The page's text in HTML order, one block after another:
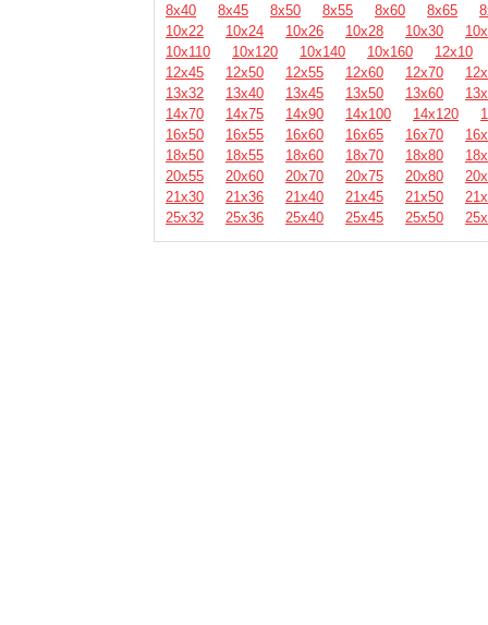
8х40
8х45 8х50 8х55 8х60 8х65
10х22
10х24 10х26 10х28 10х30
10х110
10х120 10х140 10х160
12х10
12х45
12х50 12х55 12х60 12х70
13х32
13х40 13х45 13х50 13х60
14х70
14х75 14х90 14х100 14х120
16х50
16х55 16х60 16х65 16х70
18х50
18х55 18х60 18х70 18х80
20х55
20х60 20х70 20х75 20х80
21х30
21х36 21х40 21х45 21х50
25х32
25х36 25х40 25х45 25х50